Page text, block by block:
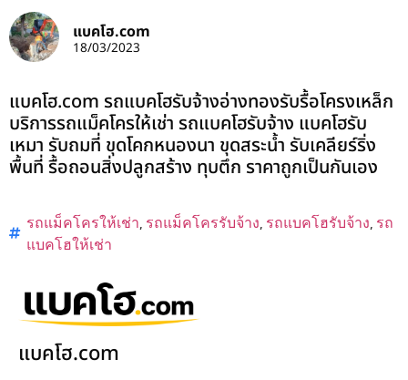
แบคโฮ.com
18/03/2023
แบคโฮ.com รถแบคโฮรับจ้างอ่างทองรับรื้อโครงเหล็ก
บริการรถแม็คโครให้เช่า รถแบคโฮรับจ้าง แบคโฮรับ
เหมา รับถมที่ ขุดโคกหนองนา ขุดสระน้ำ รับเคลียร์ริ่ง
พื้นที่ รื้อถอนสิ่งปลูกสร้าง ทุบตึก ราคาถูกเป็นกันเอง
รถแม็คโครให้เช่า, รถแม็คโครรับจ้าง, รถแบคโฮรับจ้าง, รถ
แบคโฮให้เช่า
แบคโฮ.com